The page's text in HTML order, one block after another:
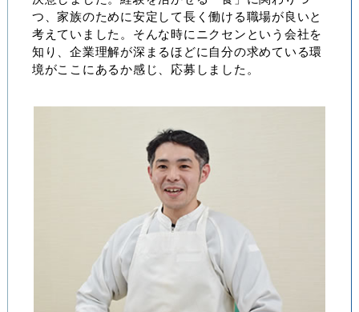
つ、家族のために安定して長く働ける職場が良いと
考えていました。そんな時にニクセンという会社を
知り、企業理解が深まるほどに自分の求めている環
境がここにあるか感じ、応募しました。